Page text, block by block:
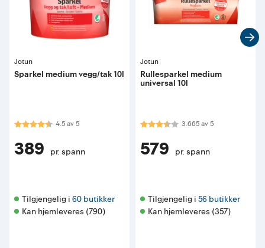
Jotun
Sparkel medium vegg/tak 10l
Karakter:4.5 av 5 mulige
4.5av5
389 pr. spann
Tilgjengelig i 60 butikker
Kan hjemleveres (790)
Jotun
Rullesparkel medium
universal 10l
Karakter:3.7 av 5 mulige
3.665av5
579 pr. spann
Tilgjengelig i 56 butikker
Kan hjemleveres (357)